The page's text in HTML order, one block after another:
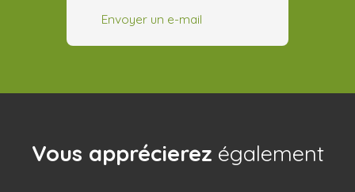
Envoyer un e-mail
Vous apprécierez également